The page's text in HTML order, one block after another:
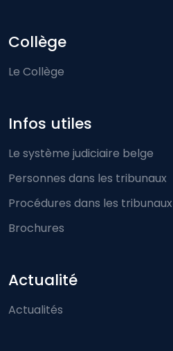
Collège
Le Collège
Infos utiles
Le système judiciaire belge
Personnes dans les tribunaux
Procédures dans les tribunaux
Brochures
Actualité
Actualités